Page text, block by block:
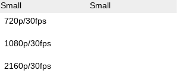
Small Small
720p/30fps
1080p/30fps
2160p/30fps